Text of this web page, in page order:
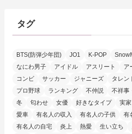
タグ
BTS(防弾少年団) JO1 K-POP
なにわ男子
アイドル アスリート ア
コンビ
サッカー ジャニーズ タレン
プロ野球
ランキング 不仲説 不祥事
冬
匂わせ 女優 好きなタイプ 実家
愛車
有名人の収入 有名人の子供 有
有名人の自宅
炎上 熱愛 生い立ち